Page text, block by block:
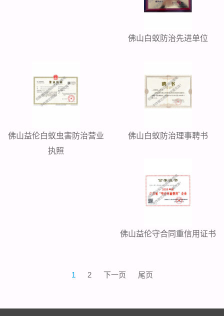
佛山白蚁防治先进单位
佛山益伦白蚁虫害防治营业
执照
佛山白蚁防治理事聘书
佛山益伦守合同重信用证书
1 2 下一页 尾页